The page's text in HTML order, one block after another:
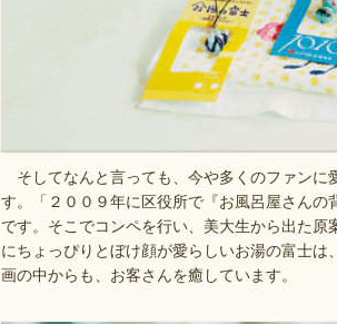
そしてなんと言っても、今や多くのファンに
す。「２００９年に区役所で『お風呂屋さん
です。そこでコンペを行い、美大生から出た
にちょっぴりとぼけ顔が愛らしいお湯の富士
画の中からも、お客さんを癒しています。